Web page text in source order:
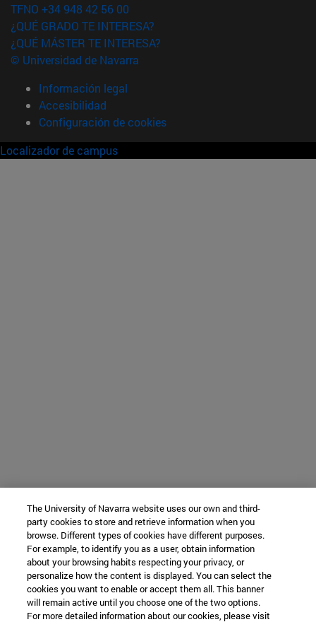
TFNO +34 948 42 56 00
¿QUÉ GRADO TE INTERESA?
¿QUÉ MÁSTER TE INTERESA?
© Universidad de Navarra
Información legal
Accesibilidad
Configuración de cookies
Localizador de campus
The University of Navarra website uses our own and third-
party cookies to store and retrieve information when you
browse. Different types of cookies have different purposes.
For example, to identify you as a user, obtain information
about your browsing habits respecting your privacy, or
personalize how the content is displayed. You can select the
cookies you want to enable or accept them all. This banner
will remain active until you choose one of the two options.
For more detailed information about our cookies, please visit